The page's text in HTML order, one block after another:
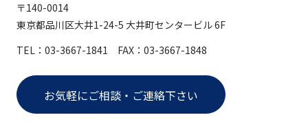
〒140-0014
東京都品川区大井1-24-5 大井町センタービル 6F
TEL：03-3667-1841 FAX：03-3667-1848
お気軽にご相談・ご連絡下さい